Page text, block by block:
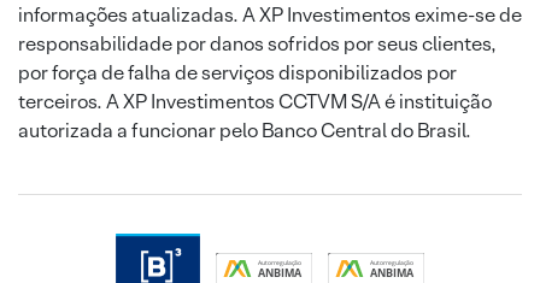
informações atualizadas. A XP Investimentos exime-se de
responsabilidade por danos sofridos por seus clientes,
por força de falha de serviços disponibilizados por
terceiros. A XP Investimentos CCTVM S/A é instituição
autorizada a funcionar pelo Banco Central do Brasil.